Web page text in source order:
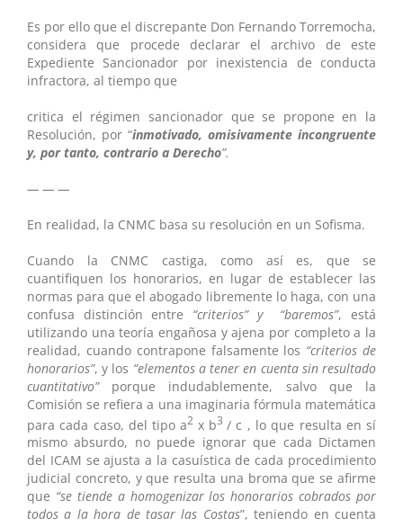
Es por ello que el discrepante Don Fernando Torremocha,
considera que procede declarar el archivo de este
Expediente Sancionador por inexistencia de conducta
infractora, al tiempo que
critica el régimen sancionador que se propone en la
Resolución, por “inmotivado, omisivamente incongruente
y, por tanto, contrario a Derecho”.
— — —
En realidad, la CNMC basa su resolución en un Sofisma.
Cuando la CNMC castiga, como así es, que se
cuantifiquen los honorarios, en lugar de establecer las
normas para que el abogado libremente lo haga, con una
confusa distinción entre “criterios” y “baremos”, está
utilizando una teoría engañosa y ajena por completo a la
realidad, cuando contrapone falsamente los “criterios de
honorarios”, y los “elementos a tener en cuenta sin resultado
cuantitativo”porque indudablemente, salvo que la
Comisión se refiera a una imaginaria fórmula matemática
para cada caso, del tipo a2 x b3 / c , lo que resulta en sí
mismo absurdo, no puede ignorar que cada Dictamen
del ICAM se ajusta a la casuística de cada procedimiento
judicial concreto, y que resulta una broma que se afirme
que “se tiende a homogenizar los honorarios cobrados por
todos a la hora de tasar las Costas”, teniendo en cuenta